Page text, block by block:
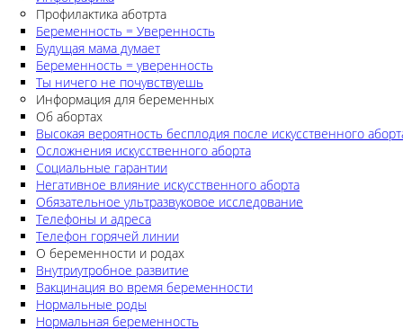
Профилактика аботрта
Беременность = Уверенность
Будущая мама думает
Беременность = уверенность
Ты ничего не почувствуешь
Информация для беременных
Об абортах
Высокая вероятность бесплодия после искусственного
Осложнения искусственного аборта
Социальные гарантии
Негативное влияние искусственного аборта
Обязательное ультразвуковое исследование
Телефоны и адреса
Телефон горячей линии
О беременности и родах
Внутриутробное развитие
Вакцинация во время беременности
Нормальные роды
Нормальная беременность